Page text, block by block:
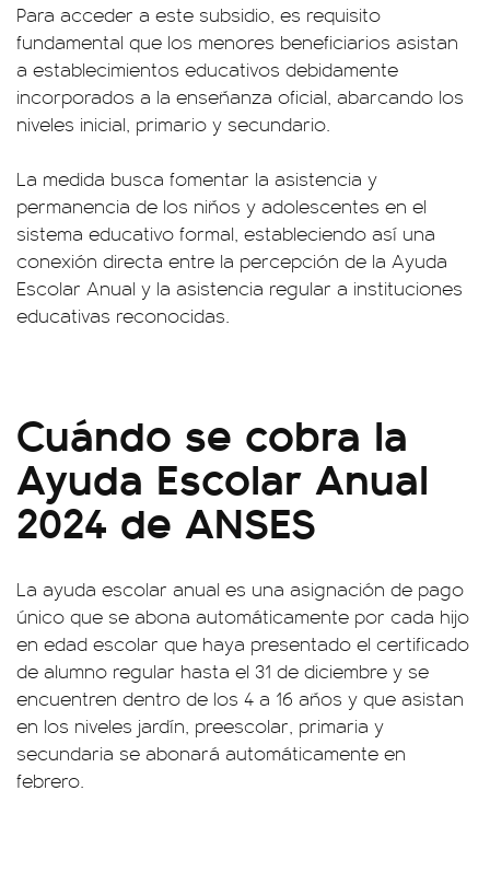
Para acceder a este subsidio, es requisito
fundamental que los menores beneficiarios asistan
a establecimientos educativos debidamente
incorporados a la enseñanza oficial, abarcando los
niveles inicial, primario y secundario.
La medida busca fomentar la asistencia y
permanencia de los niños y adolescentes en el
sistema educativo formal, estableciendo así una
conexión directa entre la percepción de la Ayuda
Escolar Anual y la asistencia regular a instituciones
educativas reconocidas.
Cuándo se cobra la
Ayuda Escolar Anual
2024 de ANSES
La ayuda escolar anual es una asignación de pago
único que se abona automáticamente por cada hijo
en edad escolar que haya presentado el certificado
de alumno regular hasta el 31 de diciembre y se
encuentren dentro de los 4 a 16 años y que asistan
en los niveles jardín, preescolar, primaria y
secundaria se abonará automáticamente en
febrero.